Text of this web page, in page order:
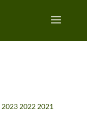
2023 2022 2021